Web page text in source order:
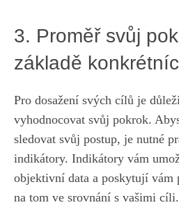
3. Proměř svůj
základě
Pro⁤ dosažení svých cílů je
vyhodnocovat svůj pokrok.
sledovat svůj postup, je ​nutné⁤
indikátory. Indikátory‌ vám
objektivní data a poskytují vám
na⁢ tom‌ ve srovnání​ s vašimi cíli.